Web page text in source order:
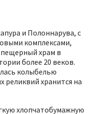
и Полоннарува, с
комплексами,
пещерный храм в
более 20 веков.
колыбелью
реликвий хранится на
хлопчатобумажную